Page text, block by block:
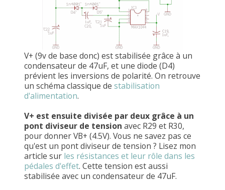
V+ (9v de base donc) est stabilisée grâce à un
condensateur de 47uF, et une diode (D4)
prévient les inversions de polarité. On retrouve
un schéma classique de stabilisation
d'alimentation.
V+ est ensuite divisée par deux grâce à un
pont diviseur de tension avec R29 et R30,
pour donner VB+ (4.5V). Vous ne savez pas ce
qu'est un pont diviseur de tension ? Lisez mon
article sur les résistances et leur rôle dans les
pédales d'effet. Cette tension est aussi
stabilisée avec un condensateur de 47uF.